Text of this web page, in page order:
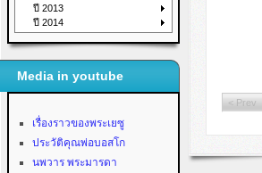
ปี 2013
ปี 2014
Media in youtube
เรื่องราวของพระเยซู
ประวัติคุณพ่อบอสโก
นพวาร พระมารดา
< Prev